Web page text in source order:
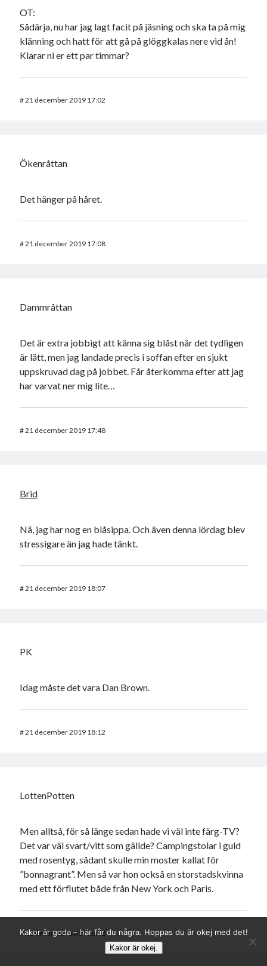
OT:
Sådärja, nu har jag lagt facit på jäsning och ska ta på mig
klänning och hatt för att gå på glöggkalas nere vid ån!
Klarar ni er ett par timmar?
#21 december 2019 17:02
Ökenråttan
Det hänger på håret.
#21 december 2019 17:08
Dammråttan
Det är extra jobbigt att känna sig blåst när det tydligen
är lätt, men jag landade precis i soffan efter en sjukt
uppskruvad dag på jobbet. Får återkomma efter att jag
har varvat ner mig lite…
#21 december 2019 17:48
Brid
Nä, jag har nog en blåsippa. Och även denna lördag blev
stressigare än jag hade tänkt.
#21 december 2019 18:07
PK
Idag måste det vara Dan Brown.
#21 december 2019 18:12
LottenPotten
Men alltså, för så länge sedan hade vi väl inte färg-TV?
Det var väl svart/vitt som gällde? Campingstolar i guld
med rosentyg, sådant skulle min moster kallat för
”bonnagrant”. Men så var hon också en storstadskvinna
med ett förflutet både från New York och Paris.
#21 december 2019 18:12
Kakor är goda – här får du några. Hoppas du är okej med det!
Kakor är okej.